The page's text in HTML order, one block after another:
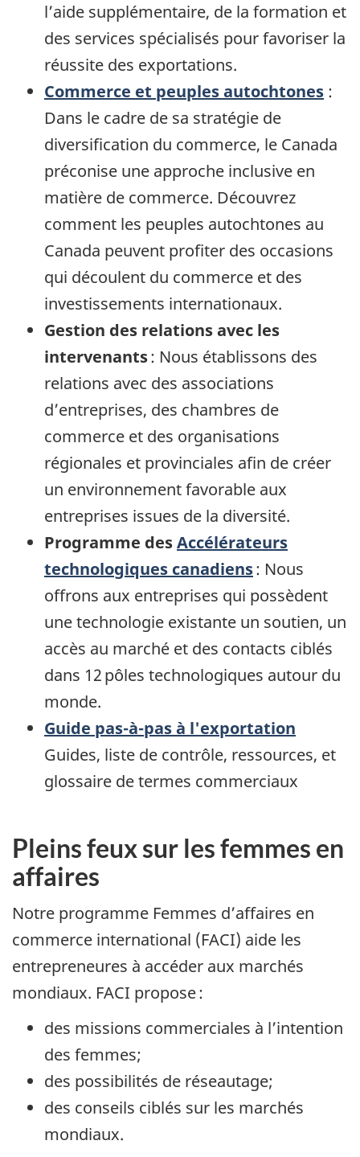
l’aide supplémentaire, de la formation et
des services spécialisés pour favoriser la
réussite des exportations.
Commerce et peuples autochtones :
Dans le cadre de sa stratégie de
diversification du commerce, le Canada
préconise une approche inclusive en
matière de commerce. Découvrez
comment les peuples autochtones au
Canada peuvent profiter des occasions
qui découlent du commerce et des
investissements internationaux.
Gestion des relations avec les
intervenants: Nous établissons des
relations avec des associations
d’entreprises, des chambres de
commerce et des organisations
régionales et provinciales afin de créer
un environnement favorable aux
entreprises issues de la diversité.
Programme desAccélérateurs
technologiques canadiens: Nous
offrons aux entreprises qui possèdent
une technologie existante un soutien, un
accès au marché et des contacts ciblés
dans 12 pôles technologiques autour du
monde.
Guide pas-à-pas à l'exportation
Guides, liste de contrôle, ressources, et
glossaire de termes commerciaux
Pleins feux sur les femmes en
affaires
Notre programme Femmes d’affaires en
commerce international (FACI) aide les
entrepreneures à accéder aux marchés
mondiaux. FACI propose :
des missions commerciales à l’intention
des femmes;
des possibilités de réseautage;
des conseils ciblés sur les marchés
mondiaux.